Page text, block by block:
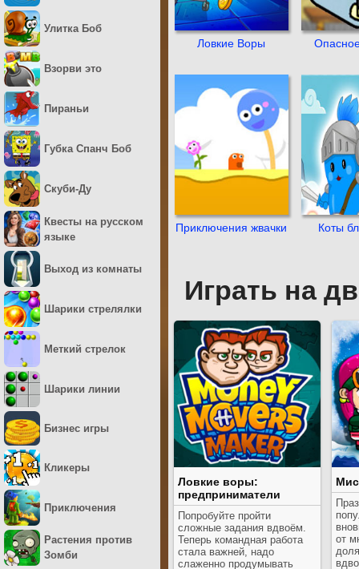
Ловкие Воры
Приключения жвачки Коты
Играть на
Ловкие воры:
предприниматели
Попробуйте пройти
сложные задания вдвоём.
Теперь командная работа
стала важней, надо
слаженно продумывать
от
Улитка Боб
Взорви это
Пираньи
Губка Спанч Боб
Скуби-Ду
Квесты на русском
языке
Выход из комнаты
Шарики стрелялки
Меткий стрелок
Шарики линии
Бизнес игры
Кликеры
Приключения
Растения против
Зомби